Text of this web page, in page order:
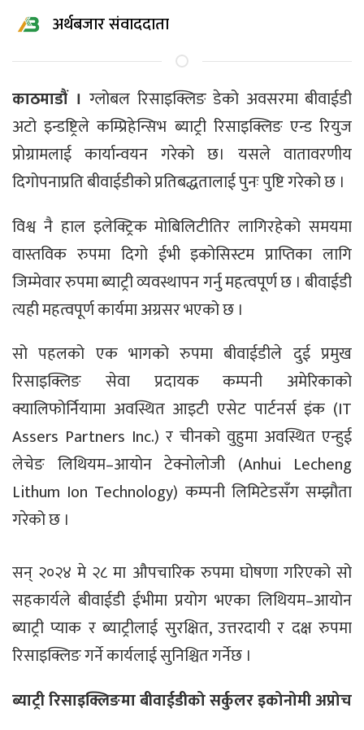
अर्थबजार संवाददाता
काठमाडौं । ग्लोबल रिसाइक्लिङ डेको अवसरमा बीवाईडी
अटो इन्डष्ट्रिले कम्प्रिहेन्सिभ ब्याट्री रिसाइक्लिङ एन्ड रियुज
प्रोग्रामलाई कार्यान्वयन गरेको छ। यसले वातावरणीय
दिगोपनाप्रति बीवाईडीको प्रतिबद्धतालाई पुनः पुष्टि गरेको छ ।
विश्व नै हाल इलेक्ट्रिक मोबिलिटीतिर लागिरहेको समयमा
वास्तविक रुपमा दिगो ईभी इकोसिस्टम प्राप्तिका लागि
जिम्मेवार रुपमा ब्याट्री व्यवस्थापन गर्नु महत्वपूर्ण छ । बीवाईडी
त्यही महत्वपूर्ण कार्यमा अग्रसर भएको छ ।
सो पहलको एक भागको रुपमा बीवाईडीले दुई प्रमुख
रिसाइक्लिङ सेवा प्रदायक कम्पनी अमेरिकाको
क्यालिफोर्नियामा अवस्थित आइटी एसेट पार्टनर्स इंक (IT
Assers Partners Inc.) र चीनको वुहुमा अवस्थित एन्हुई
लेचेङ लिथियम–आयोन टेक्नोलोजी (Anhui Lecheng
Lithum Ion Technology) कम्पनी लिमिटेडसँग सम्झौता
गरेको छ ।
सन् २०२४ मे २८ मा औपचारिक रुपमा घोषणा गरिएको सो
सहकार्यले बीवाईडी ईभीमा प्रयोग भएका लिथियम–आयोन
ब्याट्री प्याक र ब्याट्रीलाई सुरक्षित, उत्तरदायी र दक्ष रुपमा
रिसाइक्लिङ गर्ने कार्यलाई सुनिश्चित गर्नेछ ।
ब्याट्री रिसाइक्लिङमा बीवाईडीको सर्कुलर इकोनोमी अप्रोच